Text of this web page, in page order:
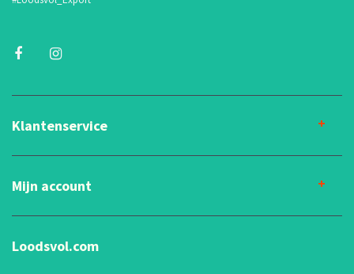
Klantenservice
Mijn account
Loodsvol.com